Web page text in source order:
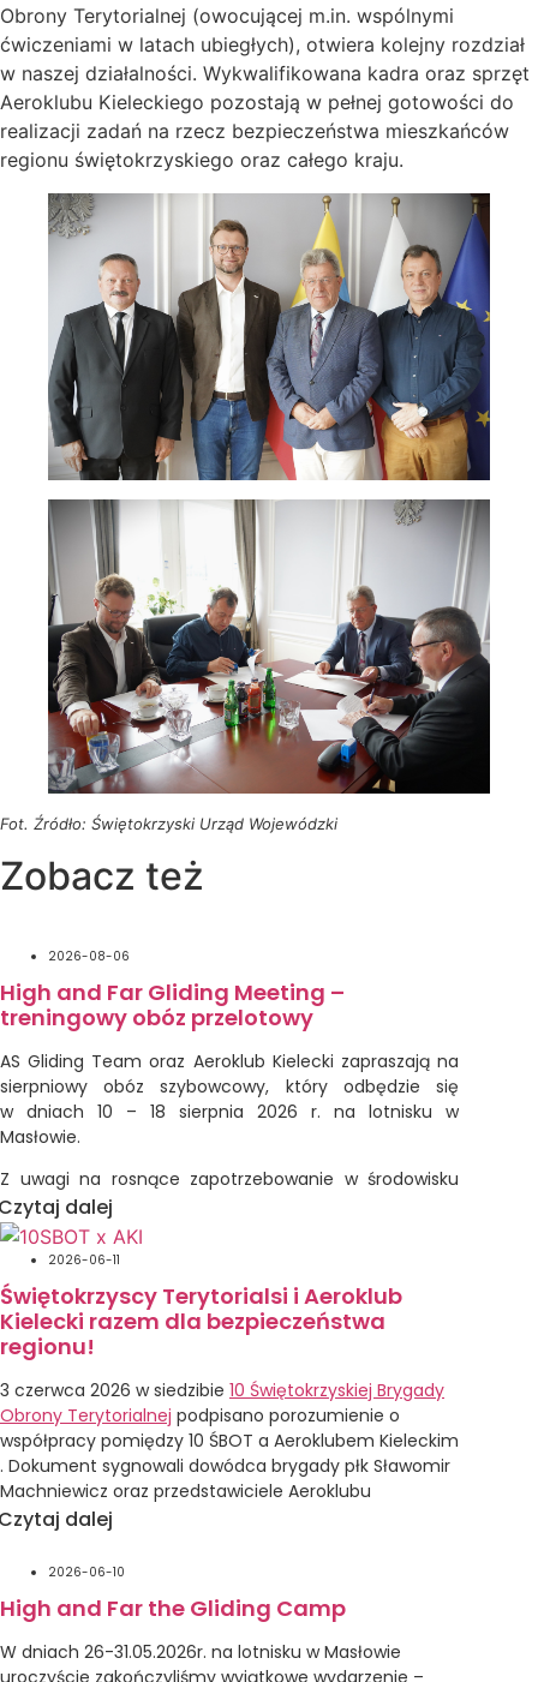
Obrony Terytorialnej (owocującej m.in. wspólnymi
ćwiczeniami w latach ubiegłych), otwiera kolejny rozdział
w naszej działalności. Wykwalifikowana kadra oraz sprzęt
Aeroklubu Kieleckiego pozostają w pełnej gotowości do
realizacji zadań na rzecz bezpieczeństwa mieszkańców
regionu świętokrzyskiego oraz całego kraju.
Fot. Źródło: Świętokrzyski Urząd Wojewódzki
Zobacz też
2026-08-06
High and Far Gliding Meeting –
treningowy obóz przelotowy
AS Gliding Team oraz Aeroklub Kielecki zapraszają na
sierpniowy obóz szybowcowy, który odbędzie się
w dniach 10 – 18 sierpnia 2026 r. na lotnisku w
Masłowie.
Z uwagi na rosnące zapotrzebowanie w środowisku
pilotów szybowcowych wydarzeniami treningowymi
ukierunkowanymi na poprawę bezpieczeństwa
w przelotach szybowcowych, obóz nasz będzie miał
charakter treningowy.
Głównym celem obozu jest wdrażanie optymalnych
procedur oraz technik pilotażu zwiększających
a w szczególności wspólne poszukiwanie optymalnej
formuły rywalizacji w trakcie lotów wyczynowych
i zawodniczych, w coraz bardziej skomplikowanym
środowisku przestrzennym.
Ponadto ważnym celem naszego obozu jest również
Aeroklubu Kieleckiego, popularyzacja szybownictwa,
zaproszonych gości.
Program obozu
dalej
2026-06-11
Świętokrzyscy Terytorialsi i Aeroklub
Kielecki razem dla bezpieczeństwa
regionu!
3 czerwca 2026 w siedzibie 10 Świętokrzyskiej Brygady
Obrony Terytorialnej podpisano porozumienie o
współpracy pomiędzy 10 ŚBOT a Aeroklubem Kieleckim
. Dokument sygnowali dowódca brygady płk Sławomir
Machniewicz oraz przedstawiciele Aeroklubu
Kieleckiego – dyrektor Piotr Ściwiarski i wiceprezes
Porozumienie obejmuje m.in. współdziałanie podczas
akcji poszukiwawczych i ratowniczych, wsparcie
wymianę doświadczeń oraz wspólną realizację
dalej
2026-06-10
High and Far the Gliding Camp
W dniach 26-31.05.2026r. na lotnisku w Masłowie
uroczyście zakończyliśmy wyjątkowe wydarzenie –